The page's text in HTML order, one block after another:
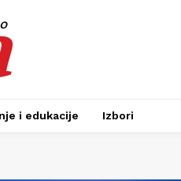
i edukacije Izbori